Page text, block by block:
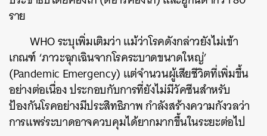
ราย
WHO ระบุเพิ่มเติมว่า แม้ว่าโรคดังกล่าวยังไม่เข้า
เกณฑ์ ‘ภาวะฉุกเฉินจากโรคระบาดขนาดใหญ่’
(Pandemic Emergency) แต่จำนวนผู้เสียชีวิตที่เพิ่มขึ้น
อย่างต่อเนื่อง ประกอบกับการที่ยังไม่มีวัคซีนสำหรับ
ป้องกันโรคอย่างมีประสิทธิภาพ กำลังสร้างความกังวลว่า
การแพร่ระบาดอาจควบคุมได้ยากมากขึ้นในระยะต่อไป